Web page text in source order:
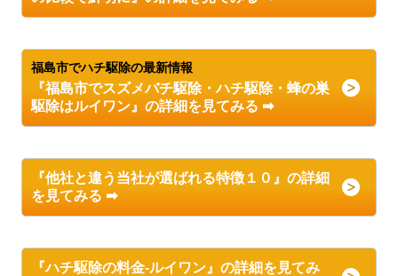
福島市でハチ駆除の最新情報
『福島市でスズメバチ駆除・ハチ駆除・蜂の巣
駆除はルイワン』の詳細を見てみる ➡
『他社と違う当社が選ばれる特徴１０』の詳細
を見てみる ➡
『ハチ駆除の料金-ルイワン』の詳細を見てみ